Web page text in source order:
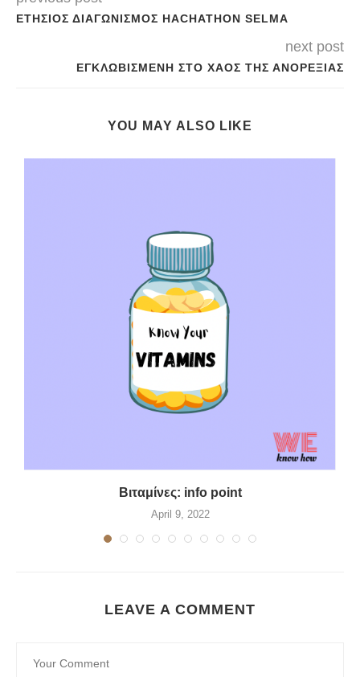
ΕΤΉΣΙΟΣ ΔΙΑΓΩΝΙΣΜΌΣ HACHATHON SELMA
next post
ΕΓΚΛΩΒΙΣΜΈΝΗ ΣΤΟ ΧΆΟΣ ΤΗΣ ΑΝΟΡΕΞΊΑΣ
YOU MAY ALSO LIKE
Βιταμίνες: info point
April 9, 2022
LEAVE A COMMENT